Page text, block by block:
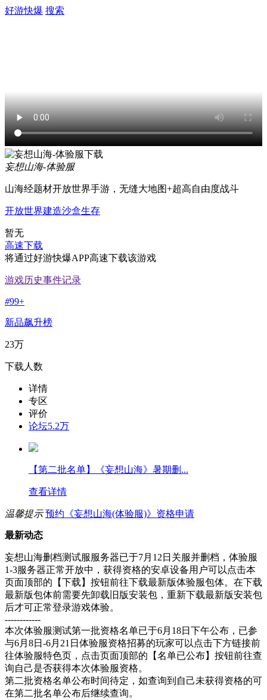
好游快爆 搜索
妄想山海-体验服
山海经题材开放世界手游，无缝大地图+超高自由度战斗
开放世界建造沙盒生存
暂无
高速下载
将通过好游快爆APP高速下载该游戏
游戏历史事件记录
#99+
新品飙升榜
23万
下载人数
详情
专区
评价
论坛5.2万
【第二批名单】《妄想山海》暑期删...
查看详情
温馨提示 预约《妄想山海(体验服)》资格申请
最新动态
妄想山海删档测试服服务器已于7月12日关服并删档，体验服
1-3服务器正常开放中，获得资格的安卓设备用户可以点击本
页面顶部的【下载】按钮前往下载最新版体验服包体。在下载
最新版包体前需要先卸载旧版安装包，重新下载最新版安装包
后才可正常登录游戏体验。
------------
本次体验服测试第一批资格名单已于6月18日下午公布，已参
与6月8日-6月21日体验服资格招募的玩家可以点击下方链接前
往体验服特色页，点击页面顶部的【名单已公布】按钮前往查
询自己是否获得本次体验服资格。
第二批资格名单公布时间待定，如查询到自己未获得资格的可
在第二批名单公布后继续查询。